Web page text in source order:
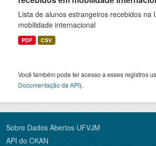
Lista de alunos estrangeiros recebidos na
mobilidade internacional
PDF CSV
Você também pode ter acesso a esses registros
Documentação da API).
Sobre Dados Abertos UFVJM
API do CKAN